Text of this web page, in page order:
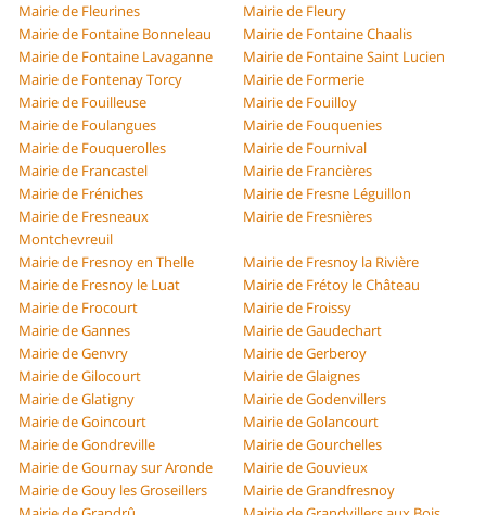
Mairie de Fleurines
Mairie de Fleury
Mairie de Fontaine Bonneleau
Mairie de Fontaine Chaalis
Mairie de Fontaine Lavaganne
Mairie de Fontaine Saint Lucien
Mairie de Fontenay Torcy
Mairie de Formerie
Mairie de Fouilleuse
Mairie de Fouilloy
Mairie de Foulangues
Mairie de Fouquenies
Mairie de Fouquerolles
Mairie de Fournival
Mairie de Francastel
Mairie de Francières
Mairie de Fréniches
Mairie de Fresne Léguillon
Mairie de Fresneaux
Montchevreuil
Mairie de Fresnières
Mairie de Fresnoy en Thelle
Mairie de Fresnoy la Rivière
Mairie de Fresnoy le Luat
Mairie de Frétoy le Château
Mairie de Frocourt
Mairie de Froissy
Mairie de Gannes
Mairie de Gaudechart
Mairie de Genvry
Mairie de Gerberoy
Mairie de Gilocourt
Mairie de Glaignes
Mairie de Glatigny
Mairie de Godenvillers
Mairie de Goincourt
Mairie de Golancourt
Mairie de Gondreville
Mairie de Gourchelles
Mairie de Gournay sur Aronde
Mairie de Gouvieux
Mairie de Gouy les Groseillers
Mairie de Grandfresnoy